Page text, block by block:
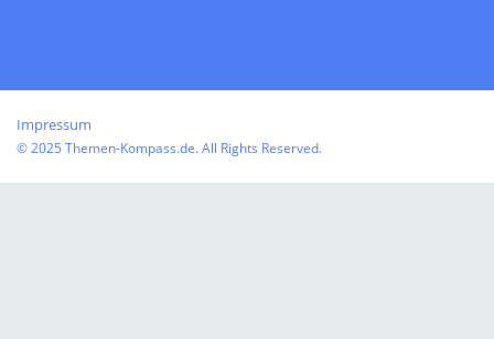
Impressum
© 2025 Themen-Kompass.de. All Rights Reserved.